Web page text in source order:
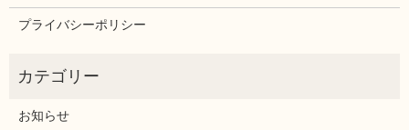
プライバシーポリシー
お知らせ